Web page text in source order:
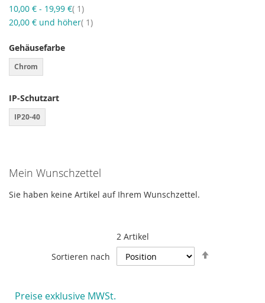
2Artikel
Sortieren nach
Preise exklusive MWSt.
10,00 € - 19,99 € 1Artikel
20,00 € und höher 1Artikel
Gehäusefarbe
Chrom
IP-Schutzart
IP20-40
Mein Wunschzettel
Sie haben keine Artikel auf Ihrem Wunschzettel.